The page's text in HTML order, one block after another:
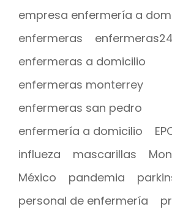
empresa enfermería a
enfermeras
enfermeras a domicilio
enfermeras monterrey
enfermeras san pedro
enfermería a domicilio
influeza
mascarillas
México
pandemia
personal de enfermería